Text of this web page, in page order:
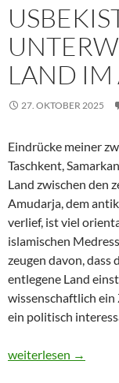
LAND IM
27. OKTOBER 2025
Eindrücke meiner
Taschkent,
Land zwischen den
Amudarja, dem
verlief, ist viel
islamischen
zeugen davon, dass
entlegene Land
wissenschaftlich ein
ein politisch
Usbekistan 2025:
weiterlesen →